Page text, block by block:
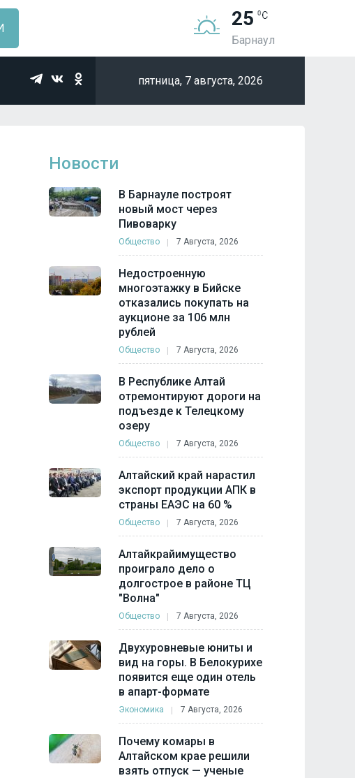
25
Барнаул
пятница, 7 августа, 2026
Новости
В Барнауле построят
новый мост через
Пивоварку
Общество 7 Августа, 2026
Недостроенную
многоэтажку в Бийске
отказались покупать на
аукционе за 106 млн
рублей
Общество 7 Августа, 2026
В Республике Алтай
отремонтируют дороги на
подъезде к Телецкому
озеру
Общество 7 Августа, 2026
Алтайский край нарастил
экспорт продукции АПК в
страны ЕАЭС на 60 %
Общество 7 Августа, 2026
Алтайкрайимущество
проиграло дело о
долгострое в районе ТЦ
"Волна"
Общество 7 Августа, 2026
Двухуровневые юниты и
вид на горы. В Белокурихе
появится еще один отель
в апарт-формате
Экономика 7 Августа, 2026
Почему комары в
Алтайском крае решили
взять отпуск — ученые